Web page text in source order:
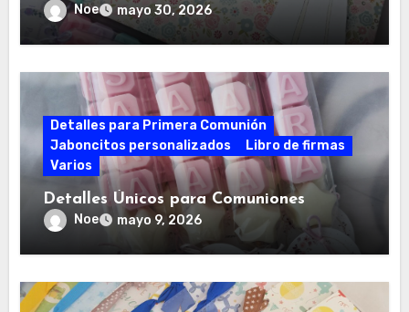
Noe mayo 30, 2026
Detalles para Primera Comunión
Jaboncitos personalizados
Libro de firmas
Varios
Detalles Únicos para Comuniones
Noe mayo 9, 2026